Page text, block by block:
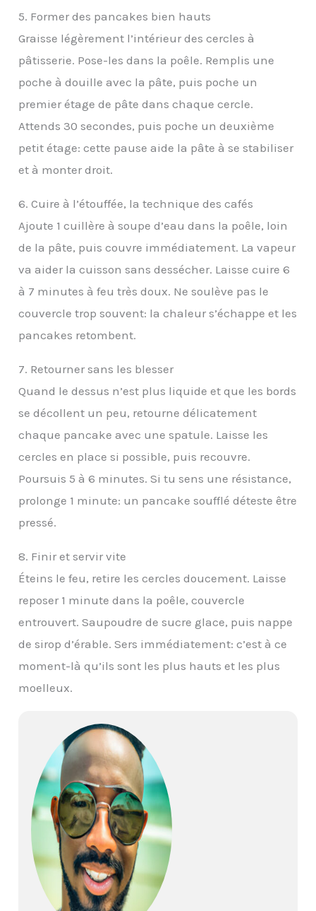
5. Former des pancakes bien hauts
Graisse légèrement l’intérieur des cercles à
pâtisserie. Pose-les dans la poêle. Remplis une
poche à douille avec la pâte, puis poche un
premier étage de pâte dans chaque cercle.
Attends 30 secondes, puis poche un deuxième
petit étage: cette pause aide la pâte à se stabiliser
et à monter droit.
6. Cuire à l’étouffée, la technique des cafés
Ajoute 1 cuillère à soupe d’eau dans la poêle, loin
de la pâte, puis couvre immédiatement. La vapeur
va aider la cuisson sans dessécher. Laisse cuire 6
à 7 minutes à feu très doux. Ne soulève pas le
couvercle trop souvent: la chaleur s’échappe et les
pancakes retombent.
7. Retourner sans les blesser
Quand le dessus n’est plus liquide et que les bords
se décollent un peu, retourne délicatement
chaque pancake avec une spatule. Laisse les
cercles en place si possible, puis recouvre.
Poursuis 5 à 6 minutes. Si tu sens une résistance,
prolonge 1 minute: un pancake soufflé déteste être
pressé.
8. Finir et servir vite
Éteins le feu, retire les cercles doucement. Laisse
reposer 1 minute dans la poêle, couvercle
entrouvert. Saupoudre de sucre glace, puis nappe
de sirop d’érable. Sers immédiatement: c’est à ce
moment-là qu’ils sont les plus hauts et les plus
moelleux.